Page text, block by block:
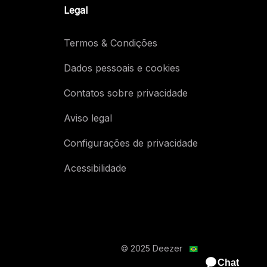
Legal
Termos & Condições
Dados pessoais e cookies
Contatos sobre privacidade
Aviso legal
Configurações de privacidade
Acessibilidade
© 2025 Deezer